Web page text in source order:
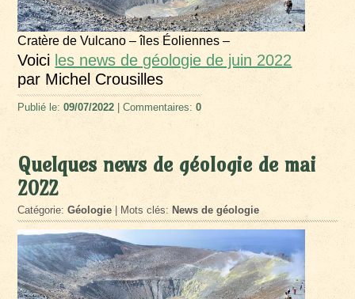
Cratère de Vulcano – îles Éoliennes –
Voici les news de géologie de juin 2022
par Michel Crousilles
Publié le:09/07/2022 | Commentaires:0
Quelques news de géologie de mai
2022
Catégorie:Géologie | Mots clés: News de géologie